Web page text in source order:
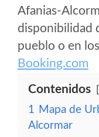
Afanias-
disponibilidad
pueblo o en
Booking.com
Contenidos
1 Mapa de
Alcormar